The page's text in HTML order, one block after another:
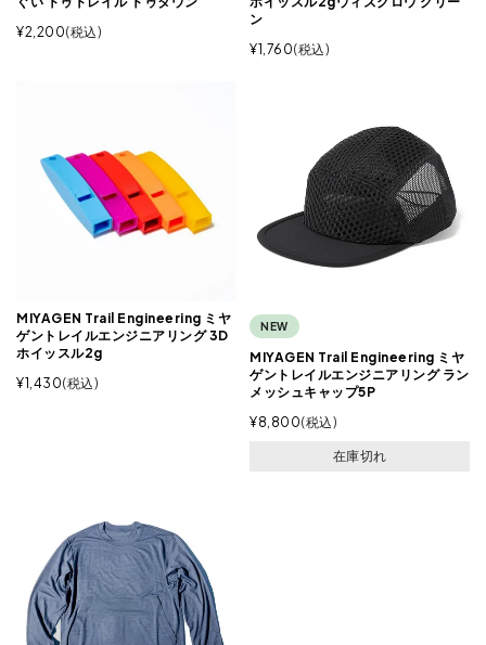
¥2,200 税込
ン
¥1,760 税込
MIYAGEN Trail Engineering ミヤ
ゲントレイルエンジニアリング 3D
ホイッスル2g
¥1,430 税込
NEW
MIYAGEN Trail Engineering ミヤ
ゲントレイルエンジニアリング ラン
メッシュキャップ5P
¥8,800 税込
在庫切れ